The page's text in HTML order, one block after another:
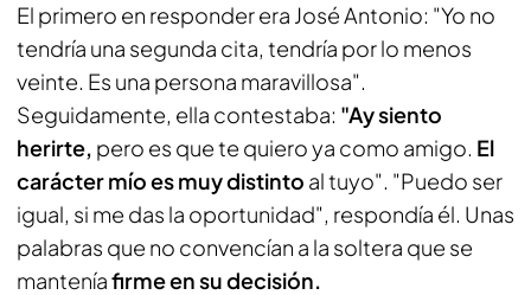
El primero en responder era José Antonio: "Yo no
tendría una segunda cita, tendría por lo menos
veinte. Es una persona maravillosa".
Seguidamente, ella contestaba: "Ay siento
herirte, pero es que te quiero ya como amigo. El
carácter mío es muy distinto al tuyo". "Puedo ser
igual, si me das la oportunidad", respondía él. Unas
palabras que no convencían a la soltera que se
manteníafirme en su decisión.